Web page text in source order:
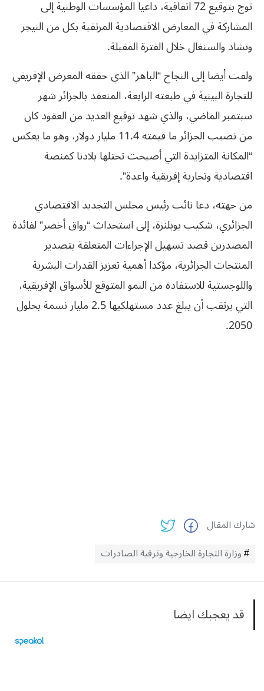
توج بتوقيع 72 اتفاقية، داعيا المؤسسات الوطنية إلى
المشاركة في المعارض الاقتصادية المرتقبة بكل من النيجر
وتشاد والسنغال خلال الفترة المقبلة.
ولفت أيضا إلى النجاح “الباهر” الذي حققه المعرض الإفريقي
للتجارة البينية في طبعته الرابعة، المنعقد بالجزائر شهر
سبتمبر الماضي، والذي شهد توقيع العديد من العقود كان
من نصيب الجزائر ما قيمته 11.4 مليار دولار، وهو ما يعكس
“المكانة المتزايدة التي أصبحت تحتلها بلادنا كمنصة
اقتصادية وتجارية إفريقية واعدة”.
من جهته، دعا نائب رئيس مجلس التجديد الاقتصادي
الجزائري، شكيب بوبلنزة، إلى استحداث “رواق أخضر” لفائدة
المصدرين قصد تسهيل الإجراءات المتعلقة بتصدير
المنتجات الجزائرية، مؤكدا أهمية تعزيز القدرات البشرية
واللوجستية للاستفادة من النمو المتوقع للأسواق الإفريقية،
التي يرتقب أن يبلغ عدد مستهلكيها 2.5 مليار نسمة بحلول
2050.
شارك المقال
وزارة التجارة الخارجية وترقية الصادرات
قد يعجبك ايضا